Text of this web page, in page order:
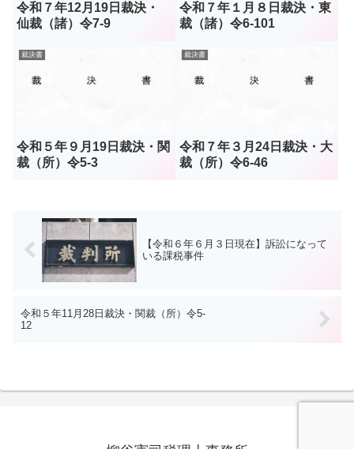
令和７年12月19日裁決・
仙裁（諸）令7-9
令和７年１月８日裁決・東
裁（諸）令6-101
裁決書
令和５年９月19日裁決・関
裁（所）令5-3
裁決書
令和７年３月24日裁決・大
裁（所）令6-46
【令和６年６月３日現在】訴訟になって
いる課税事件
令和５年11月28日裁決・関裁（所）令5-
12